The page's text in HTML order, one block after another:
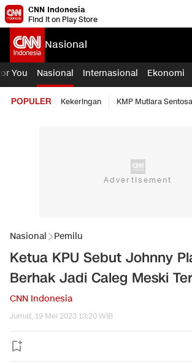
CNN Indonesia
Find it on Play Store
Nasional
You Nasional Internasional Ekonomi
POPULER Kekeringan KMP Mutiara Sentosa
Nasional Pemilu
Ketua KPU Sebut Johnny
Berhak Jadi Caleg Meski
CNN Indonesia
Jumat, 19 Mei 2023 13:20 WIB